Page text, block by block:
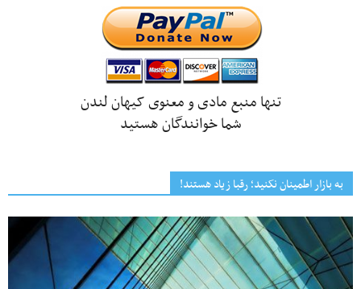
تنها منبع مادی و معنوی کیهان لندن
شما خوانندگان هستید
به بازار اطمینان نکنید؛ رقبا زیاد هستند!